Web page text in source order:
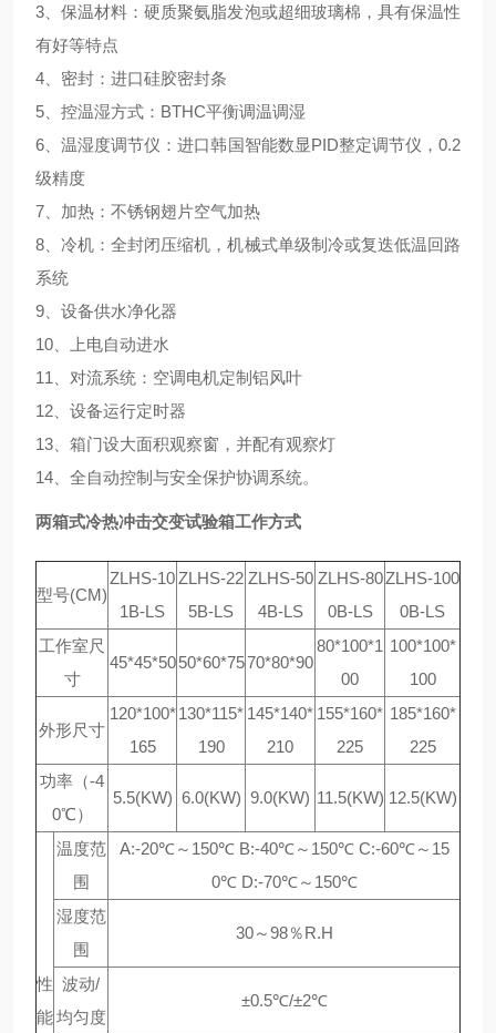
3、保温材料：硬质聚氨脂发泡或超细玻璃棉，具有保温性
有好等特点
4、密封：进口硅胶密封条
5、控温湿方式：BTHC平衡调温调湿
6、温湿度调节仪：进口韩国智能数显PID整定调节仪，0.2
级精度
7、加热：不锈钢翅片空气加热
8、冷机：全封闭压缩机，机械式单级制冷或复迭低温回路
系统
9、设备供水净化器
10、上电自动进水
11、对流系统：空调电机定制铝风叶
12、设备运行定时器
13、箱门设大面积观察窗，并配有观察灯
14、全自动控制与安全保护协调系统。
两箱式冷热冲击交变试验箱工作方式
型号(CM)
ZLHS-10
1B-LS
ZLHS-22
5B-LS
ZLHS-50
4B-LS
ZLHS-80
0B-LS
ZLHS-100
0B-LS
工作室尺
寸
45*45*50 50*60*7570*80*90
80*100*1
00
100*100*
100
外形尺寸
120*100*
165
130*115*
190
145*140*
210
155*160*
225
185*160*
225
功率（-4
0℃）
5.5(KW) 6.0(KW) 9.0(KW) 11.5(KW) 12.5(KW)
性
能
温度范
围
A:-20℃～150℃ B:-40℃～150℃ C:-60℃～15
0℃ D:-70℃～150℃
湿度范
围
30～98％R.H
波动/
均匀度
±0.5℃/±2℃